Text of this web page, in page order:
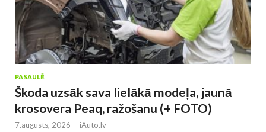
PASAULĒ
Škoda uzsāk sava lielākā modeļa, jaunā
krosovera Peaq, ražošanu (+ FOTO)
7.augusts, 2026 - iAuto.lv